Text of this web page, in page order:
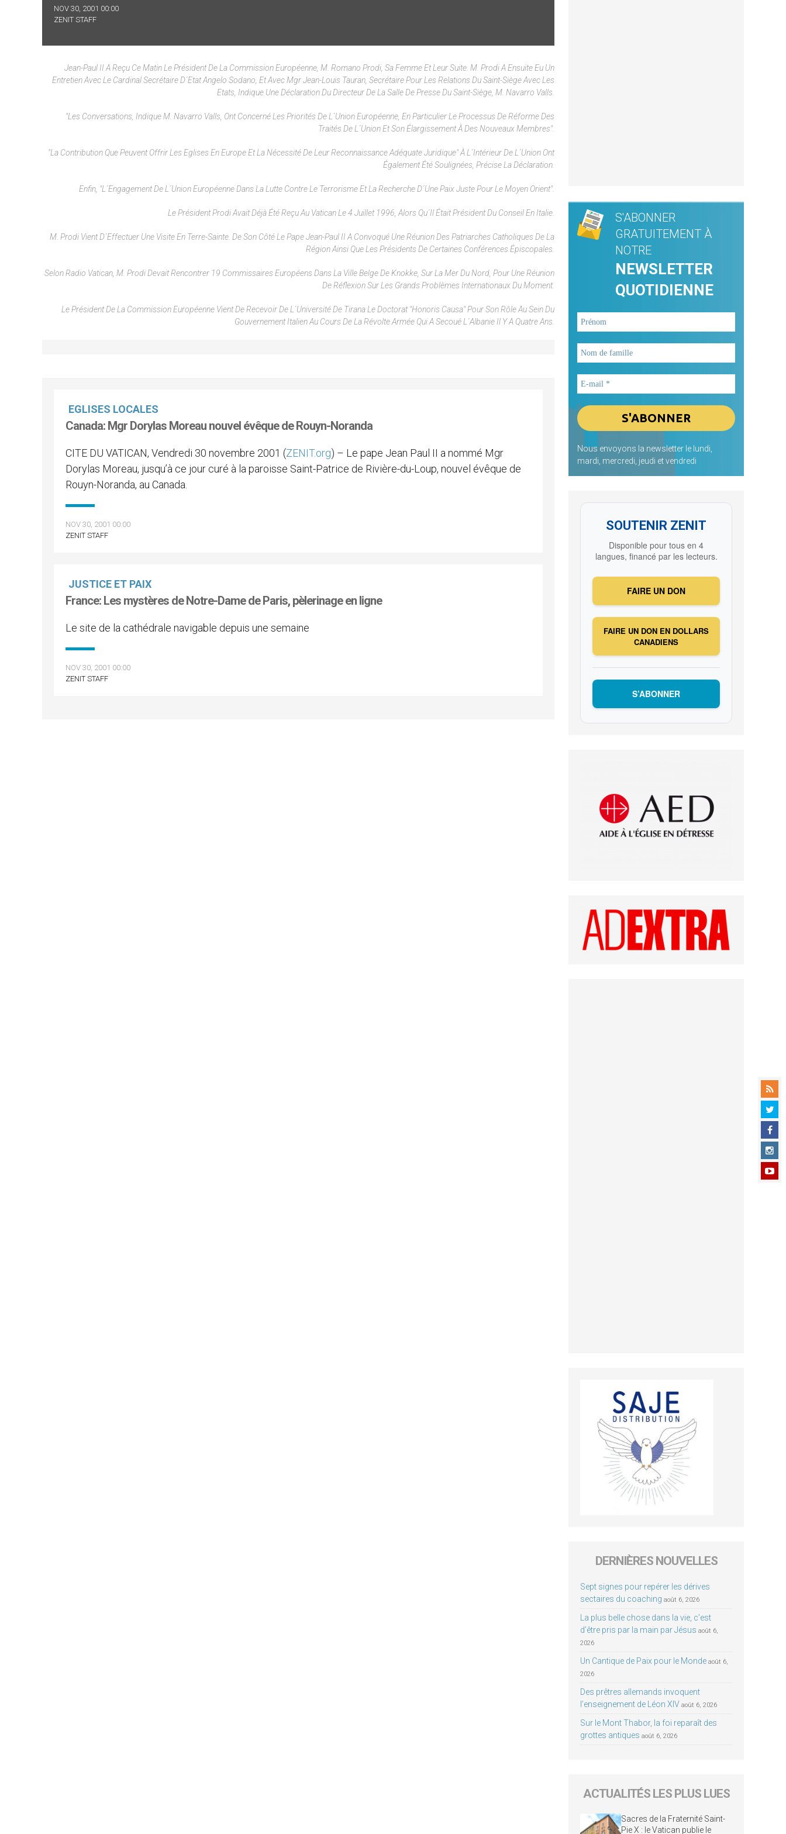
NOV 30, 2001 00:00
ZENIT STAFF
Jean-Paul II A Reçu Ce Matin Le Président De La Commission Européenne, M. Romano Prodi, Sa Femme Et Leur Suite. M. Prodi A Ensuite Eu Un
Entretien Avec Le Cardinal Secrétaire D´Etat Angelo Sodano, Et Avec Mgr Jean-Louis Tauran, Secrétaire Pour Les Relations Du Saint-Siège Avec Les
Etats, Indique Une Déclaration Du Directeur De La Salle De Presse Du Saint-Siège, M. Navarro Valls.
"Les Conversations, Indique M. Navarro Valls, Ont Concerné Les Priorités De L´Union Européenne, En Particulier Le Processus De Réforme Des
Traités De L´Union Et Son Élargissement À Des Nouveaux Membres".
"La Contribution Que Peuvent Offrir Les Eglises En Europe Et La Nécessité De Leur Reconnaissance Adéquate Juridique" À L´intérieur De L´Union Ont
Également Été Soulignées, Précise La Déclaration.
Enfin, "l´engagement De L´Union Européenne Dans La Lutte Contre Le Terrorisme Et La Recherche D´une Paix Juste Pour Le Moyen Orient".
Le Président Prodi Avait Déjà Été Reçu Au Vatican Le 4 Juillet 1996, Alors Qu´il Était Président Du Conseil En Italie.
M. Prodi Vient D´effectuer Une Visite En Terre-Sainte. De Son Côté Le Pape Jean-Paul II A Convoqué Une Réunion Des Patriarches Catholiques De La
Région Ainsi Que Les Présidents De Certaines Conférences Épiscopales.
Selon Radio Vatican, M. Prodi Devait Rencontrer 19 Commissaires Européens Dans La Ville Belge De Knokke, Sur La Mer Du Nord, Pour Une Réunion
De Réflexion Sur Les Grands Problèmes Internationaux Du Moment.
Le Président De La Commission Européenne Vient De Recevoir De L´Université De Tirana Le Doctorat "honoris Causa" Pour Son Rôle Au Sein Du
Gouvernement Italien Au Cours De La Révolte Armée Qui A Secoué L´Albanie Il Y A Quatre Ans.
EGLISES LOCALES
Canada: Mgr Dorylas Moreau nouvel évêque de Rouyn-Noranda
CITE DU VATICAN, Vendredi 30 novembre 2001 (ZENIT.org) – Le pape Jean Paul II a nommé Mgr
Dorylas Moreau, jusqu’à ce jour curé à la paroisse Saint-Patrice de Rivière-du-Loup, nouvel évêque de
Rouyn-Noranda, au Canada.
NOV 30, 2001 00:00
ZENIT STAFF
JUSTICE ET PAIX
France: Les mystères de Notre-Dame de Paris, pèlerinage en ligne
Le site de la cathédrale navigable depuis une semaine
NOV 30, 2001 00:00
ZENIT STAFF
S'ABONNER
GRATUITEMENT À
NOTRE
NEWSLETTER
QUOTIDIENNE
Nous envoyons la newsletter le lundi,
mardi, mercredi, jeudi et vendredi
SOUTENIR ZENIT
Disponible pour tous en 4
langues, financé par les lecteurs.
FAIRE UN DON
FAIRE UN DON EN DOLLARS
CANADIENS
S’ABONNER
DERNIÈRES NOUVELLES
Sept signes pour repérer les dérives
sectaires du coaching août 6, 2026
La plus belle chose dans la vie, c’est
d’être pris par la main par Jésus août 6,
2026
Un Cantique de Paix pour le Monde août 6,
2026
Des prêtres allemands invoquent
l’enseignement de Léon XIV août 6, 2026
Sur le Mont Thabor, la foi reparaît des
grottes antiques août 6, 2026
ACTUALITÉS LES PLUS LUES
Sacres de la Fraternité Saint-
Pie X : le Vatican publie le